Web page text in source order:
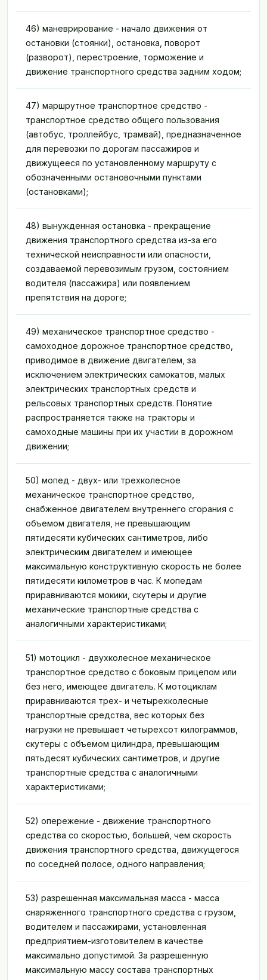
46) маневрирование - начало движения от
остановки (стоянки), остановка, поворот
(разворот), перестроение, торможение и
движение транспортного средства задним ходом;
47) маршрутное транспортное средство -
транспортное средство общего пользования
(автобус, троллейбус, трамвай), предназначенное
для перевозки по дорогам пассажиров и
движущееся по установленному маршруту с
обозначенными остановочными пунктами
(остановками);
48) вынужденная остановка - прекращение
движения транспортного средства из-за его
технической неисправности или опасности,
создаваемой перевозимым грузом, состоянием
водителя (пассажира) или появлением
препятствия на дороге;
49) механическое транспортное средство -
самоходное дорожное транспортное средство,
приводимое в движение двигателем, за
исключением электрических самокатов, малых
электрических транспортных средств и
рельсовых транспортных средств. Понятие
распространяется также на тракторы и
самоходные машины при их участии в дорожном
движении;
50) мопед - двух- или трехколесное
механическое транспортное средство,
снабженное двигателем внутреннего сгорания с
объемом двигателя, не превышающим
пятидесяти кубических сантиметров, либо
электрическим двигателем и имеющее
максимальную конструктивную скорость не более
пятидесяти километров в час. К мопедам
приравниваются мокики, скутеры и другие
механические транспортные средства с
аналогичными характеристиками;
51) мотоцикл - двухколесное механическое
транспортное средство с боковым прицепом или
без него, имеющее двигатель. К мотоциклам
приравниваются трех- и четырехколесные
транспортные средства, вес которых без
нагрузки не превышает четырехсот килограммов,
скутеры с объемом цилиндра, превышающим
пятьдесят кубических сантиметров, и другие
транспортные средства с аналогичными
характеристиками;
52) опережение - движение транспортного
средства со скоростью, большей, чем скорость
движения транспортного средства, движущегося
по соседней полосе, одного направления;
53) разрешенная максимальная масса - масса
снаряженного транспортного средства с грузом,
водителем и пассажирами, установленная
предприятием-изготовителем в качестве
максимально допустимой. За разрешенную
максимальную массу состава транспортных